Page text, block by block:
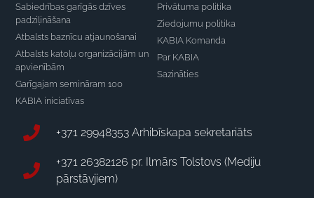
Sabiedrības garīgās dzīves
padziļināšana
Atbalsts baznīcu atjaunošanai
Atbalsts katoļu organizācijām un
apvienībām
Garīgajam semināram 100
KABIA iniciatīvas
Privātuma politika
Ziedojumu politika
KABIA Komanda
Par KABIA
Sazināties
+371 29948353 Arhibīskapa sekretariāts
+371 26382126 pr. Ilmārs Tolstovs (Mediju
pārstāvjiem)